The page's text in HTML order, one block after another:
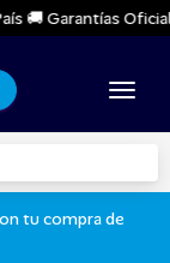
🚚 Garantías
tu compra de